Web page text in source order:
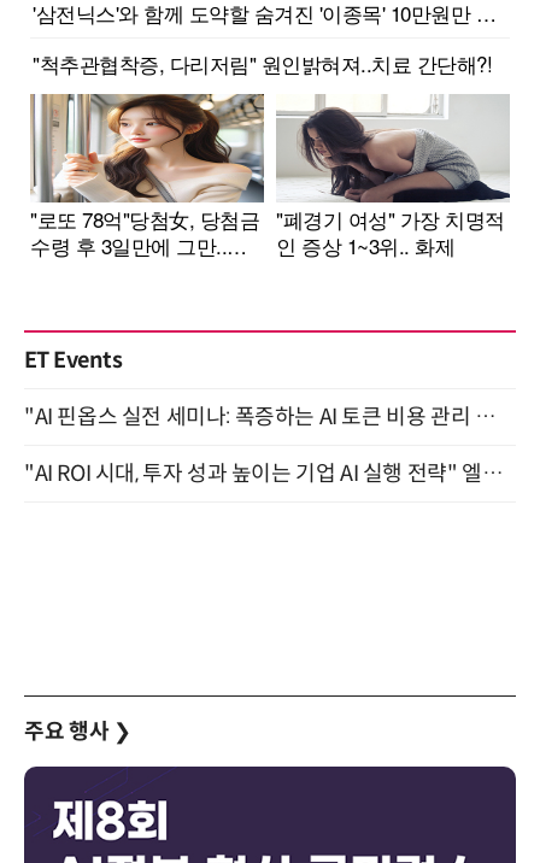
ET Events
"AI 핀옵스 실전 세미나: 폭증하는 AI 토큰 비용 관리 전략" 8월 21일 개최
"AI ROI 시대, 투자 성과 높이는 기업 AI 실행 전략" 엘타워 6층 (9월 18일)
주요 행사 ❯